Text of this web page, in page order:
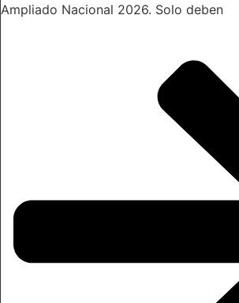
Ampliado Nacional 2026. Solo deben